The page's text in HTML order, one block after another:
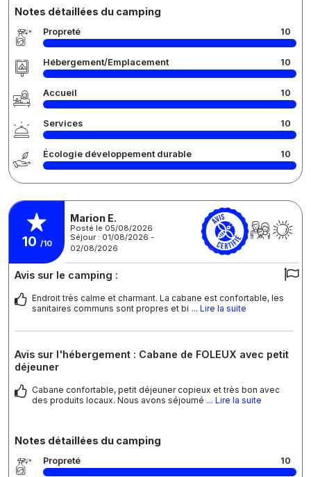
Notes détaillées du camping
Propreté 10
Hébergement/Emplacement 10
Accueil 10
Services 10
Écologie développement durable 10
10 /10
Marion E.
Posté le 05/08/2026
Séjour : 01/08/2026 -
02/08/2026
Avis sur le camping :
Endroit très calme et charmant. La cabane est confortable, les
sanitaires communs sont propres et bi ... Lire la suite
Avis sur l'hébergement : Cabane de FOLEUX avec petit
déjeuner
Cabane confortable, petit déjeuner copieux et très bon avec
des produits locaux. Nous avons séjourné ... Lire la suite
Notes détaillées du camping
Propreté 10